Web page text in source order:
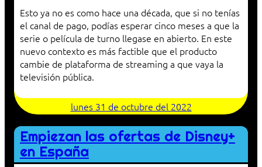
Esto ya no es como hace una década, que si no tenías
el canal de pago, podías esperar cinco meses a que la
serie o película de turno llegase en abierto. En este
nuevo contexto es más factible que el producto
cambie de plataforma de streaming a que vaya la
televisión pública.
lunes 31 de octubre del 2022
Empiezan las ofertas de Disney+
en España